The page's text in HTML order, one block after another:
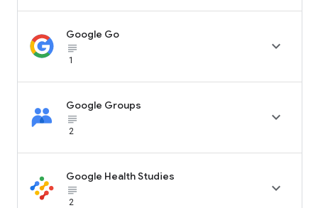
Google Go
subject_black
1

Google Groups
subject_black
2

Google Health Studies
subject_black
2
